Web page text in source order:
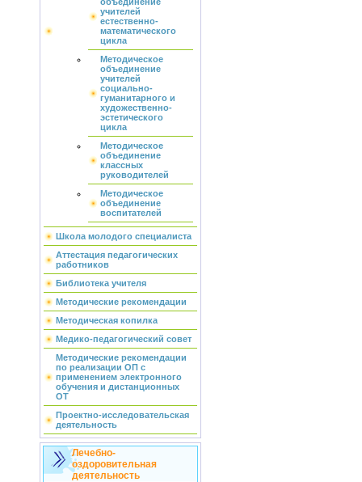
учителей
естественно-
математического
цикла
Методическое
объединение
учителей
социально-
гуманитарного и
художественно-
эстетического
цикла
Методическое
объединение
классных
руководителей
Методическое
объединение
воспитателей
Школа молодого специалиста
Аттестация педагогических
работников
Библиотека учителя
Методические рекомендации
Методическая копилка
Медико-педагогический совет
Методические рекомендации
по реализации ОП с
применением электронного
обучения и дистанционных
ОТ
Проектно-исследовательская
деятельность
Лечебно-
оздоровительная
деятельность